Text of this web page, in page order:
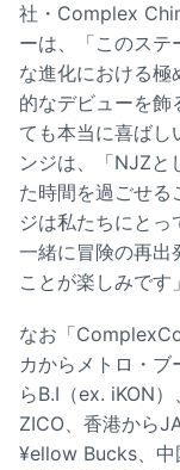
社・Complex
ーは、「このステ
な進化における
的なデビューを飾
ても本当に喜ばし
ンジは、「NJZと
た時間を過ごせる
ジは私たちにとっ
一緒に冒険の再出
ことが楽しみです
なお「
カからメトロ・
らB.I（ex. iKON
ZICO、香港から
¥ellow Bucks、中